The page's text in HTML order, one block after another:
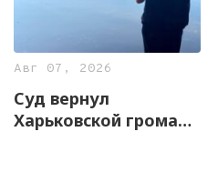
Авг 07, 2026
Суд вернул
Харьковской громаде